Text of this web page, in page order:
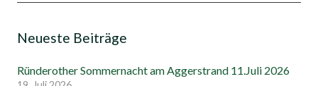
Neueste Beiträge
Ründerother Sommernacht am Aggerstrand 11.Juli 2026